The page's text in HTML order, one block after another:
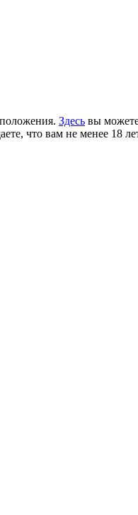
Здесь вы
что вам не менее 18